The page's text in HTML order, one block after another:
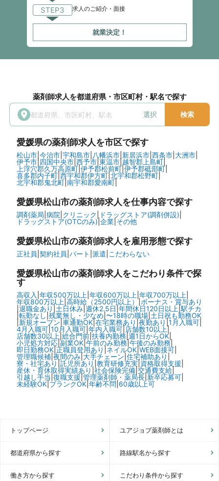
STEP3 求人のご紹介・面接
就業決定！
薬剤師求人を都道府県・市区町村・駅名で探す
選択 検索
愛媛県の薬剤師求人を市区で探す
松山市| 今治市| 宇和島市| 八幡浜市| 新居浜市| 西条市| 大洲市|
伊予市|四国中央市| 西予市| 東温市|越智郡上島町|
上浮穴郡久万高原町| 伊予郡松前町| 伊予郡砥部町|
喜多郡内子町| 西宇和郡伊方町| 北宇和郡松野町|
北宇和郡鬼北町| 南宇和郡愛南町|
愛媛県松山市の薬剤師求人を仕事内容で探す
調剤薬局 病院 クリニック ドラッグストア(調剤併設)
ドラッグストア(OTCのみ)| 企業| その他
愛媛県松山市の薬剤師求人を雇用形態で探す
正社員 契約社員 パート 派遣 こだわらない
愛媛県松山市の薬剤師求人をこだわり条件で探
す
高収入 年収500万以上 年収600万以上 年収700万以上
年収800万以上 高時給（2500円以上）| ボーナス・賞与あり
退職金あり 土日休み| 週休2.5日 年間休日120日以上 駅チカ
|転勤なし 残業無し・少なめ 〜18時の職場| 土日祝も勤務OK
|新規オープン 車通勤OK|在宅業務あり 夜勤あり 1月入職可|
4月入職可| 10月入職可| 年内入職可| 店舗数10以上|
店舗数30以上 総合門前| 扶養内勤務 週1日からOK|
小児処方対応| 副業OK| 午前のみ勤務| 午後のみ勤務|
即日勤務OK| 正職員登用あり ネイルOK| WEB面接可|
管理職候補| 夜間のみ| 大手チェーン 住宅補助あり
寮・社宅あり 託児所あり 教育研修充実| 資格取得支援
産休・育休取得実績あり 社会保険完備| 交通費支給|
引越し手当 復職支援 |管理薬剤師・薬局長| 新卒応募可|
未経験OK| ブランクOK| 年齢不問 60歳以上可
トップページ ユアジョブ薬剤師とは
都道府県から探す 路線駅名から探す
働き方から探す こだわり条件から探す